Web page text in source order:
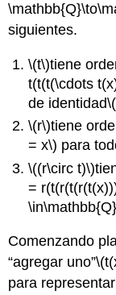
siguientes.
\(t\)tiene
t(t(t(\cdots
de identidad
\(r\)tiene
= x\) para
\((r\circ t)\)
=
Comenzando
“agregar uno”
para